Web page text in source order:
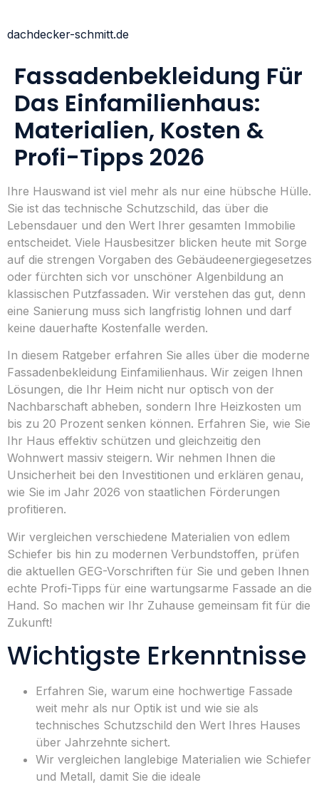
dachdecker-schmitt.de
Fassadenbekleidung Für
Das Einfamilienhaus:
Materialien, Kosten &
Profi-Tipps 2026
Ihre Hauswand ist viel mehr als nur eine hübsche Hülle.
Sie ist das technische Schutzschild, das über die
Lebensdauer und den Wert Ihrer gesamten Immobilie
entscheidet. Viele Hausbesitzer blicken heute mit Sorge
auf die strengen Vorgaben des Gebäudeenergiegesetzes
oder fürchten sich vor unschöner Algenbildung an
klassischen Putzfassaden. Wir verstehen das gut, denn
eine Sanierung muss sich langfristig lohnen und darf
keine dauerhafte Kostenfalle werden.
In diesem Ratgeber erfahren Sie alles über die moderne
Fassadenbekleidung Einfamilienhaus. Wir zeigen Ihnen
Lösungen, die Ihr Heim nicht nur optisch von der
Nachbarschaft abheben, sondern Ihre Heizkosten um
bis zu 20 Prozent senken können. Erfahren Sie, wie Sie
Ihr Haus effektiv schützen und gleichzeitig den
Wohnwert massiv steigern. Wir nehmen Ihnen die
Unsicherheit bei den Investitionen und erklären genau,
wie Sie im Jahr 2026 von staatlichen Förderungen
profitieren.
Wir vergleichen verschiedene Materialien von edlem
Schiefer bis hin zu modernen Verbundstoffen, prüfen
die aktuellen GEG-Vorschriften für Sie und geben Ihnen
echte Profi-Tipps für eine wartungsarme Fassade an die
Hand. So machen wir Ihr Zuhause gemeinsam fit für die
Zukunft!
Wichtigste Erkenntnisse
Erfahren Sie, warum eine hochwertige Fassade
weit mehr als nur Optik ist und wie sie als
technisches Schutzschild den Wert Ihres Hauses
über Jahrzehnte sichert.
Wir vergleichen langlebige Materialien wie Schiefer
und Metall, damit Sie die ideale